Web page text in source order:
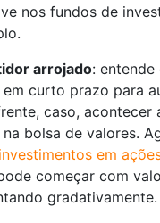
nos fundos de
arrojado:
em curto prazo para
caso, acontecer
bolsa de valores.
investimentos em
começar com
gradativamente.